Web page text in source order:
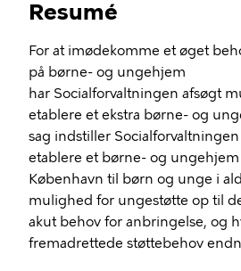
Resumé
For at imødekomme et øget
på børne- og ungehjem
har Socialforvaltningen afsøgt
etablere et ekstra børne- og
sag indstiller
etablere et børne- og ungehjem
København til børn og unge i
mulighed for ungestøtte op til
akut behov for anbringelse, og
fremadrettede støttebehov